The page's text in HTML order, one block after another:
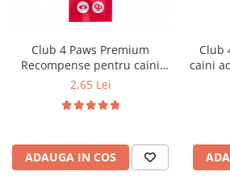
Club 4 Paws Premium
Recompense pentru caini
stick cu vita, 12g
2,65 Lei
ADAUGA IN COS
Club
caini